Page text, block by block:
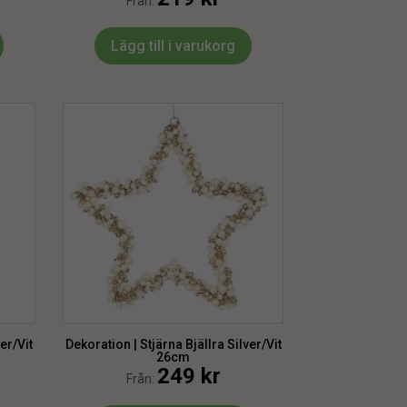
Lägg till i varukorg
Vit
Dekoration | Stjärna Bjällra Silver/Vit
26cm
Från: 249 kr